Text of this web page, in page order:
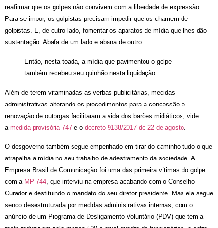
reafirmar que os golpes não convivem com a liberdade de expressão.
Para se impor, os golpistas precisam impedir que os chamem de
golpistas. E, de outro lado, fomentar os aparatos de mídia que lhes dão
sustentação. Abafa de um lado e abana de outro.
Então, nesta toada, a mídia que pavimentou o golpe
também recebeu seu quinhão nesta liquidação.
Além de terem vitaminadas as verbas publicitárias, medidas
administrativas alterando os procedimentos para a concessão e
renovação de outorgas facilitaram a vida dos barões midiáticos, vide
amedida provisória 747 e o decreto 9138/2017 de 22 de agosto.
O desgoverno também segue empenhado em tirar do caminho tudo o que
atrapalha a mídia no seu trabalho de adestramento da sociedade. A
Empresa Brasil de Comunicação foi uma das primeira vítimas do golpe
com a MP 744 , que interviu na empresa acabando com o Conselho
Curador e destituindo o mandato do seu diretor presidente. Mas ela segue
sendo desestruturada por medidas administrativas internas, com o
anúncio de um Programa de Desligamento Voluntário (PDV) que tem a